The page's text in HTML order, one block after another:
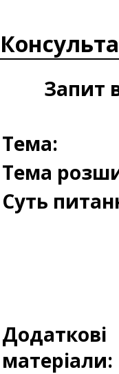
Запит
Тема:
Тема
Суть
Додаткові
матеріали: